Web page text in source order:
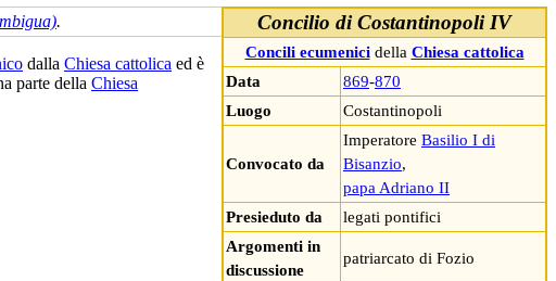
Concilio di Costantinopoli IV
Concili ecumenicidella Chiesa cattolica
Data
869-870
Luogo
Costantinopoli
Convocato da
Imperatore Basilio I di
Bisanzio,
papa Adriano II
Presieduto da
legati pontifici
Argomenti in
discussione
patriarcato di Fozio
.
dalla Chiesa cattolica ed è
parte della Chiesa